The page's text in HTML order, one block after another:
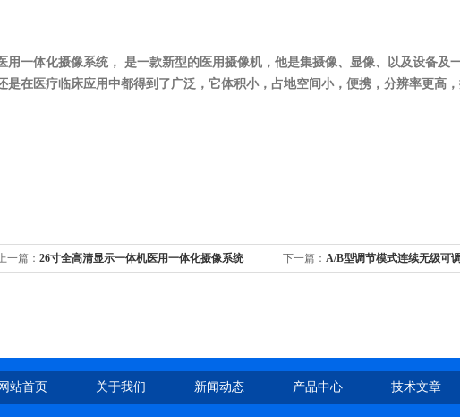
用一体化摄像系统， 是一款新型的医用摄像机，他是集摄像、显像、以及设备及
是在医疗临床应用中都得到了广泛，它体积小，占地空间小，便携，分辨率更高，
一篇： 26寸全高清显示一体机医用一体化摄像系统 下一篇： A/B型调节模式连续无级可
网站首页 关于我们 新闻动态 产品中心 技术文章